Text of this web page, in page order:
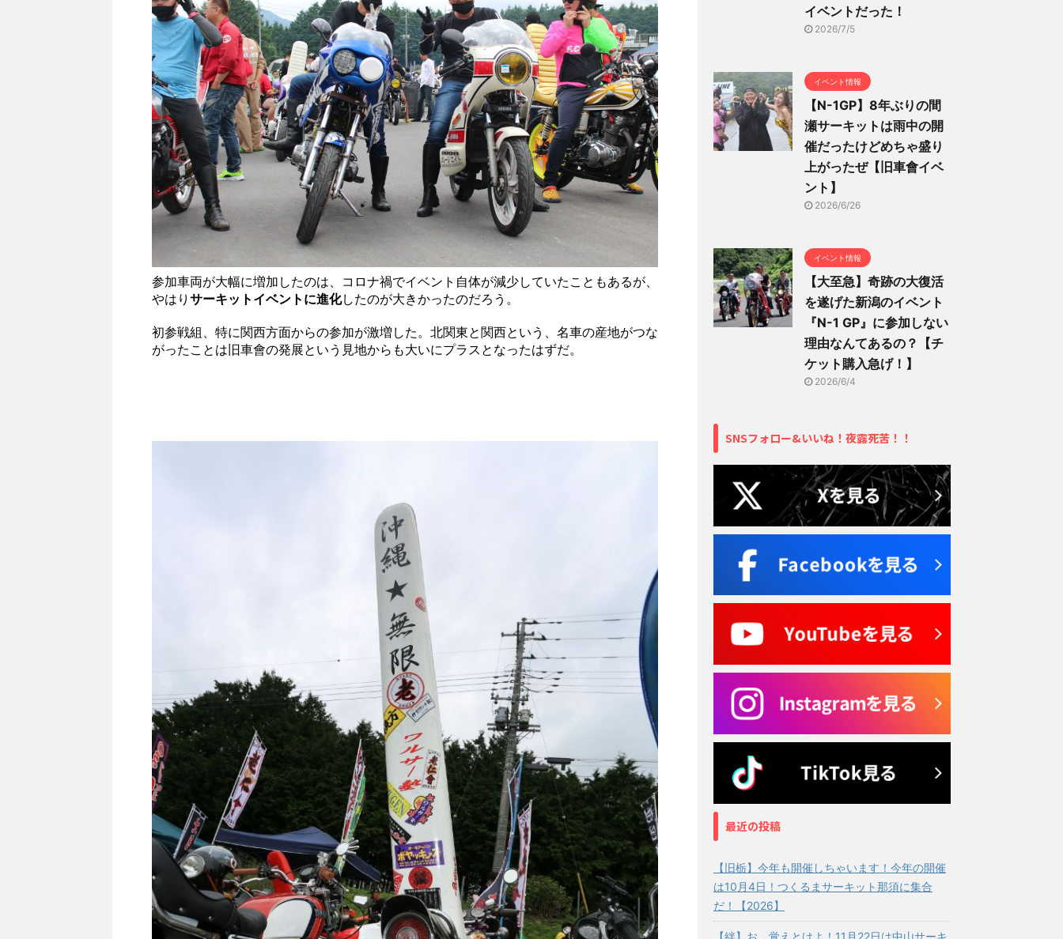
参加車両が大幅に増加したのは、コロナ禍でイベント自体が減少していたこともあるが、
やはり サーキットイベントに進化したのが大きかったのだろう。
初参戦組、特に関西方面からの参加が激増した。北関東と関西という、名車の産地がつな
がったことは旧車會の発展という見地からも大いにプラスとなったはずだ。
イベントだった！
2026/7/5
イベント情報
【N-1GP】8年ぶりの間
瀬サーキットは雨中の開
催だったけどめちゃ盛り
上がったぜ【旧車會イベ
ント】
2026/6/26
イベント情報
【大至急】奇跡の大復活
を遂げた新潟のイベント
『N-1 GP』に参加しない
理由なんてあるの？【チ
ケット購入急げ！】
2026/6/4
SNSフォロー&いいね！夜露死苦！！
最近の投稿
【旧栃】今年も開催しちゃいます！今年の開催
は10月4日！つくるまサーキット那須に集合
だ！【2026】
【絆】お、覚えとけよ！11月22日は中山サーキ